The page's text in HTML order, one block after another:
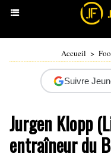
Accueil >
Suivre
Jurgen Klopp
entraîneur du